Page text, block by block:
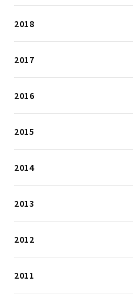
2018
2017
2016
2015
2014
2013
2012
2011